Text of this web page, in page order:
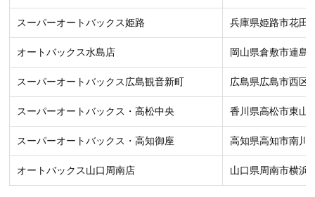
スーパーオートバックス姫路 兵庫県姫路市花田
オートバックス水島店 岡山県倉敷市連島
スーパーオートバックス広島観音新町 広島県広島市西区
スーパーオートバックス・高松中央 香川県高松市東山
スーパーオートバックス・高知御座 高知県高知市南川
オートバックス山口周南店 山口県周南市横浜